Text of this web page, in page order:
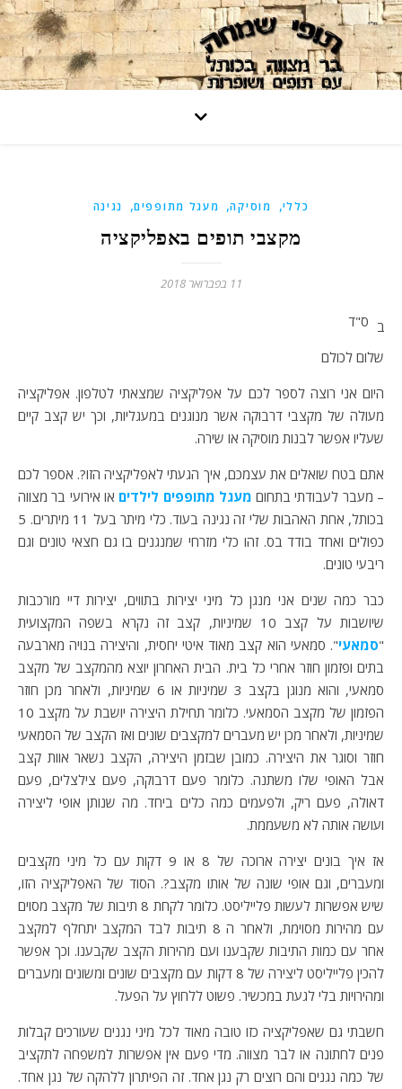
כללי, מוסיקה, מעגל מתופפים, נגינה
מקצבי תופים באפליקציה
11 בפברואר 2018
ב ס"ד
שלום לכולם
היום אני רוצה לספר לכם על אפליקציה שמצאתי לטלפון. אפליקציה
מעולה של מקצבי דרבוקה אשר מנוגנים במעגליות, וכך יש קצב קיים
שעליו אפשר לבנות מוסיקה או שירה.
אתם בטח שואלים את עצמכם, איך הגעתי לאפליקציה הזו?. אספר לכם
– מעבר לעבודתי בתחום מעגל מתופפים לילדים או אירועי בר מצווה
בכותל, אחת האהבות שלי זה נגינה בעוד. כלי מיתר בעל 11 מיתרים. 5
כפולים ואחד בודד בס. זהו כלי מזרחי שמנגנים בו גם חצאי טונים וגם
ריבעי טונים.
כבר כמה שנים אני מנגן כל מיני יצירות בתווים, יצירות דיי מורכבות
שיושבות על קצב 10 שמיניות, קצב זה נקרא בשפה המקצועית
"סמאעי". סמאעי הוא קצב מאוד איטי יחסית, והיצירה בנויה מארבעה
בתים ופזמון חוזר אחרי כל בית. הבית האחרון יוצא מהמקצב של מקצב
סמאעי, והוא מנוגן בקצב 3 שמיניות או 6 שמיניות, ולאחר מכן חוזר
הפזמון של מקצב הסמאעי. כלומר תחילת היצירה יושבת על מקצב 10
שמיניות, ולאחר מכן יש מעברים למקצבים שונים ואז הקצב של הסמאעי
חוזר וסוגר את היצירה. כמובן שבזמן היצירה, הקצב נשאר אוות קצב
אבל האופי שלו משתנה. כלומר פעם דרבוקה, פעם צילצלים, פעם
דאולה, פעם ריק, ולפעמים כמה כלים ביחד. מה שנותן אופי ליצירה
ועושה אותה לא משעממת.
אז איך בונים יצירה ארוכה של 8 או 9 דקות עם כל מיני מקצבים
ומעברים, וגם אופי שונה של אותו מקצב?. הסוד של האפליקציה הזו,
שיש אפשרות לעשות פלייליסט. כלומר לקחת 8 תיבות של מקצב מסוים
עם מהירות מסוימת, ולאחר ה 8 תיבות לבד המקצב יתחלף למקצב
אחר עם כמות התיבות שקבענו ועם מהירות הקצב שקבענו. וכך אפשר
להכין פלייליסט ליצירה של 8 דקות עם מקצבים שונים ומשונים ומעברים
ומהירויות בלי לגעת במכשיר. פשוט ללחוץ על הפעל.
חשבתי גם שאפליקציה כזו טובה מאוד לכל מיני נגנים שעורכים קבלות
פנים לחתונה או לבר מצווה. מדי פעם אין אפשרות למשפחה לתקציב
של כמה נגנים והם רוצים רק נגן אחד. זה הפיתרון ללהקה של נגן אחד.